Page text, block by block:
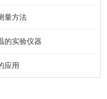
量方法
的实验仪器
应用